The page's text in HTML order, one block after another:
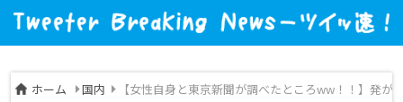
ホーム 国内 【女性自身と東京新聞が調べたところww！！】発